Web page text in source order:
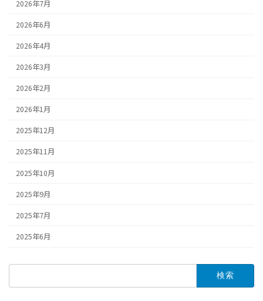
2026年7月
2026年6月
2026年4月
2026年3月
2026年2月
2026年1月
2025年12月
2025年11月
2025年10月
2025年9月
2025年7月
2025年6月
検